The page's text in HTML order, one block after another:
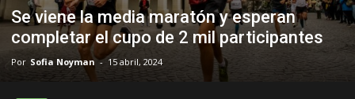
Se viene la media maratón y esperan
completar el cupo de 2 mil participantes
Por Sofia Noyman - 15 abril, 2024